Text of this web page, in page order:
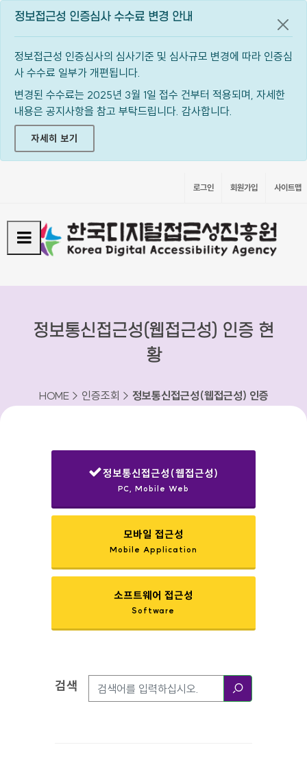
정보접근성 인증심사 수수료 변경 안내
정보접근성 인증심사의 심사기준 및 심사규모 변경에 따라 인증심
사 수수료 일부가 개편됩니다.
변경된 수수료는 2025년 3월 1일 접수 건부터 적용되며, 자세한
내용은 공지사항을 참고 부탁드립니다. 감사합니다.
자세히 보기
공지
로그인 회원가입 사이트맵
정보통신접근성(웹접근성) 인증 현
황
HOME > 인증조회 > 정보통신접근성(웹접근성) 인증
정보통신접근성(웹접근성)
PC, Mobile Web
모바일 접근성
Mobile Application
소프트웨어 접근성
Software
검색옵션
검색